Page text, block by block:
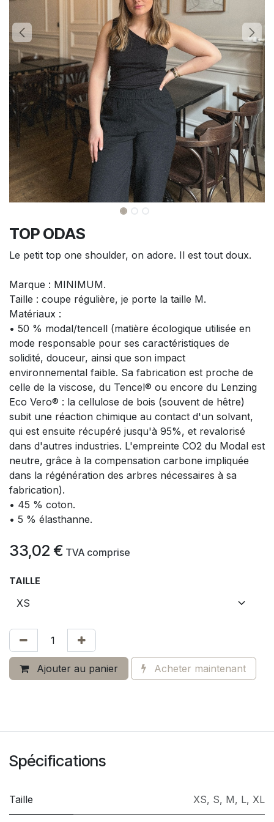
TOP ODAS
Le petit top one shoulder, on adore. Il est tout doux.
Marque : MINIMUM.
Taille : coupe régulière, je porte la taille M.
Matériaux :
• 50 % modal/tencell (matière écologique utilisée en
mode responsable pour ses caractéristiques de
solidité, douceur, ainsi que son impact
environnemental faible. Sa fabrication est proche de
celle de la viscose, du Tencel® ou encore du Lenzing
Eco Vero® : la cellulose de bois (souvent de hêtre)
subit une réaction chimique au contact d'un solvant,
qui est ensuite récupéré jusqu'à 95%, et revalorisé
dans d'autres industries. L'empreinte CO2 du Modal est
neutre, grâce à la compensation carbone impliquée
dans la régénération des arbres nécessaires à sa
fabrication).
• 45 % coton.
• 5 % élasthanne.
33,02 € TVA comprise
TAILLE
Ajouter au panier Acheter maintenant
Spécifications
Taille XS, S, M, L, XL